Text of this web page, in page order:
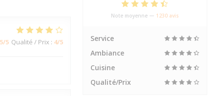
5/5 Qualité / Prix : 4/5
Note moyenne — 1230 avis
Service
Ambiance
Cuisine
Qualité/Prix